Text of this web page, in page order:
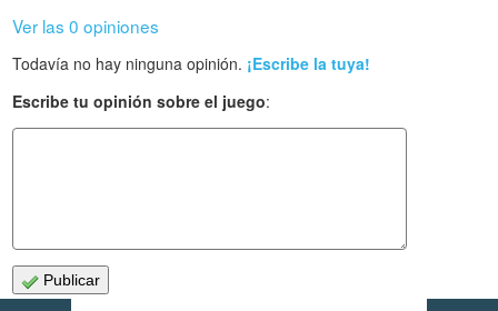
Ver las 0 opiniones
Todavía no hay ninguna opinión. ¡Escribe la tuya!
Escribe tu opinión sobre el juego:
Publicar